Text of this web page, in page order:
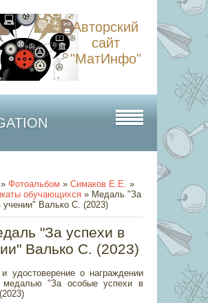
Авторский
сайт
"МатИнфо"
» Фотоальбом » Симаков Е.Е. »
обучающихся » Медаль "За
учении" Валько С. (2023)
"За успехи в
Валько С. (2023)
удостоверение о награждении
медалью "За особые успехи в